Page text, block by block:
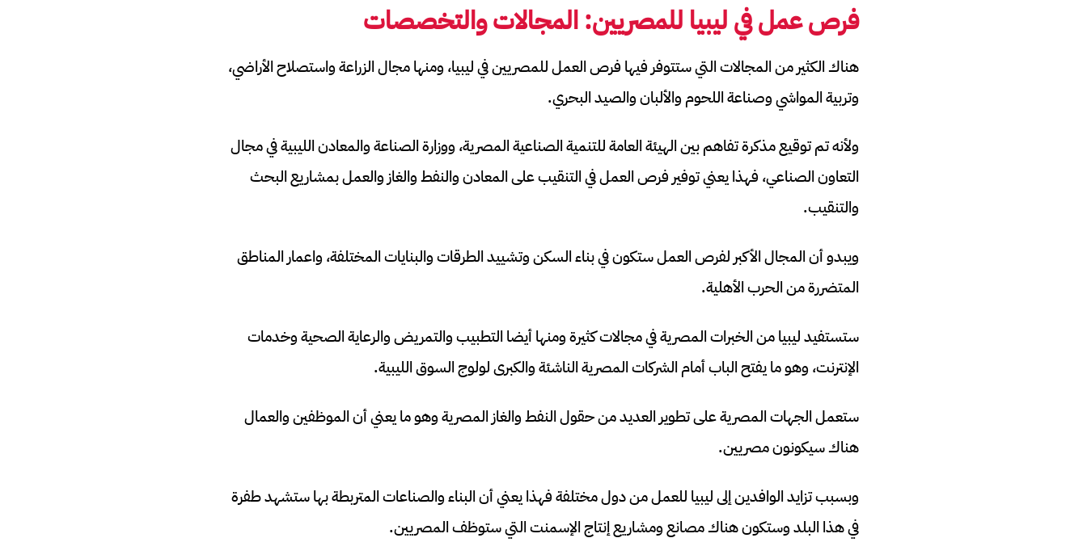
فرص عمل في ليبيا للمصريين: المجالات والتخصصات
هناك الكثير من المجالات التي ستتوفر فيها فرص العمل للمصريين في ليبيا، ومنها مجال الزراعة واستصلاح الأراضي،
وتربية المواشي وصناعة اللحوم والألبان والصيد البحري.
ولأنه تم توقيع مذكرة تفاهم بين الهيئة العامة للتنمية الصناعية المصرية، ووزارة الصناعة والمعادن الليبية في مجال
التعاون الصناعي، فهذا يعني توفير فرص العمل في التنقيب على المعادن والنفط والغاز والعمل بمشاريع البحث
والتنقيب.
ويبدو أن المجال الأكبر لفرص العمل ستكون في بناء السكن وتشييد الطرقات والبنايات المختلفة، واعمار المناطق
المتضررة من الحرب الأهلية.
ستستفيد ليبيا من الخبرات المصرية في مجالات كثيرة ومنها أيضا التطبيب والتمريض والرعاية الصحية وخدمات
الإنترنت، وهو ما يفتح الباب أمام الشركات المصرية الناشئة والكبرى لولوج السوق الليبية.
ستعمل الجهات المصرية على تطوير العديد من حقول النفط والغاز المصرية وهو ما يعني أن الموظفين والعمال
هناك سيكونون مصريين.
وبسبب تزايد الوافدين إلى ليبيا للعمل من دول مختلفة فهذا يعني أن البناء والصناعات المتربطة بها ستشهد طفرة
في هذا البلد وستكون هناك مصانع ومشاريع إنتاج الإسمنت التي ستوظف المصريين.